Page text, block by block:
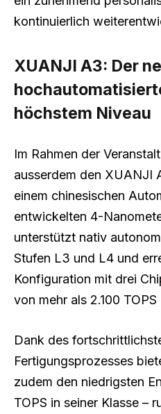
kontinuierlich
XUANJI A3: Der
höchstem Niveau
Im Rahmen der
ausserdem den XUANJI
einem chinesischen
entwickelten 4-
unterstützt nativ
Stufen L3 und L4 und
Konfiguration mit drei
von mehr als 2.100
Dank des
Fertigungsprozesses
zudem den niedrigsten
TOPS in seiner Klasse –